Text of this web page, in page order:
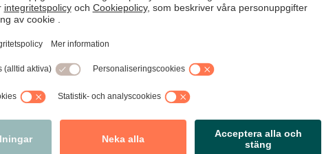
och drivs på av EU:s misslyckande med att skapa en rättvis
gräddfil där de inte behöver följa svenska regler kring
utveckling som hotar svenska företag och jobb i allt högre
en cocktail med kostnadsökningar på tom mage. Även om
offer. Fyra handelsföretag tvingas stänga igen.
10 år. För att vända utvecklingen och stärka handelns